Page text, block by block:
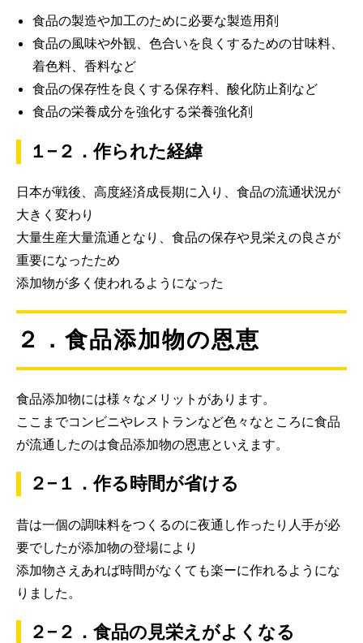
食品の製造や加工のために必要な製造用剤
食品の風味や外観、色合いを良くするための甘味料、
着色料、香料など
食品の保存性を良くする保存料、酸化防止剤など
食品の栄養成分を強化する栄養強化剤
１−２．作られた経緯
日本が戦後、高度経済成長期に入り、食品の流通状況が
大きく変わり
大量生産大量流通となり、食品の保存や見栄えの良さが
重要になったため
添加物が多く使われるようになった
２．食品添加物の恩恵
食品添加物には様々なメリットがあります。
ここまでコンビニやレストランなど色々なところに食品
が流通したのは食品添加物の恩恵といえます。
２−１．作る時間が省ける
昔は一個の調味料をつくるのに夜通し作ったり人手が必
要でしたが添加物の登場により
添加物さえあれば時間がなくても楽ーに作れるようにな
りました。
２−２．食品の見栄えがよくなる